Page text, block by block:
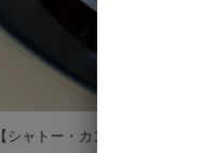
【シャトー・カンボン】ラ・キ